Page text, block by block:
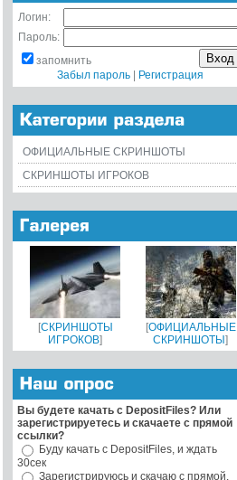
Логин:
Пароль:
запомнить
Забыл пароль| Регистрация
ОФИЦИАЛЬНЫЕ СКРИНШОТЫ
СКРИНШОТЫ ИГРОКОВ
[СКРИНШОТЫ
ИГРОКОВ]
[ОФИЦИАЛЬНЫЕ
СКРИНШОТЫ ]
Вы будете качать с DepositFiles? Или
зарегистрируетесь и скачаете с прямой
ссылки?
Буду качать с DepositFiles, и ждать
30сек
Зарегистрируюсь и скачаю с прямой,